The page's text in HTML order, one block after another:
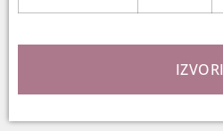
IZVORI